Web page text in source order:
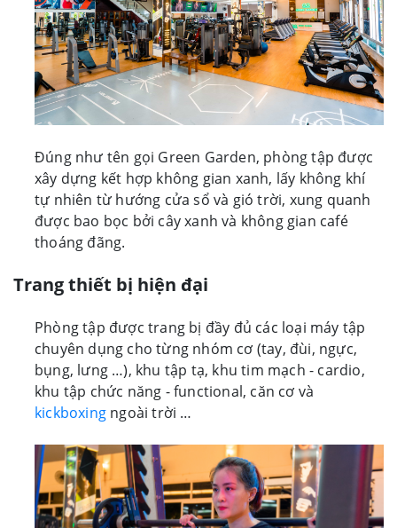
Đúng như tên gọi Green Garden, phòng tập được
xây dựng kết hợp không gian xanh, lấy không khí
tự nhiên từ hướng cửa sổ và gió trời, xung quanh
được bao bọc bởi cây xanh và không gian café
thoáng đãng.
Trang thiết bị hiện đại
Phòng tập được trang bị đầy đủ các loại máy tập
chuyên dụng cho từng nhóm cơ (tay, đùi, ngực,
bụng, lưng …), khu tập tạ, khu tim mạch - cardio,
khu tập chức năng - functional, căn cơ và
kickboxing ngoài trời …